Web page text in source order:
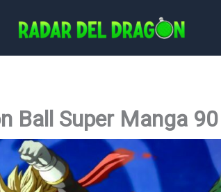
Ball Super Manga